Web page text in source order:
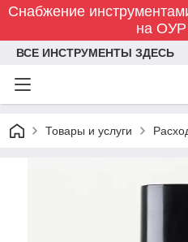
Снабжение
на ОУР
ВСЕ ИНСТРУМЕНТЫ ЗДЕСЬ
Товары и услуги